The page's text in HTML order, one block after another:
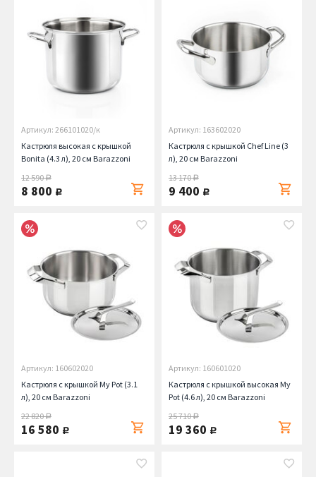
Артикул: 266101020/к
Кастрюля высокая с крышкой
Bonita (4.3 л), 20 см Barazzoni
12 590руб.
8 800 руб.
Артикул: 163602020
Кастрюля с крышкой Chef Line (3
л), 20 см Barazzoni
13 170руб.
9 400 руб.
Артикул: 160602020
Кастрюля с крышкой My Pot (3.1
л), 20 см Barazzoni
22 820руб.
16 580 руб.
Артикул: 160601020
Кастрюля с крышкой высокая My
Pot (4.6 л), 20 см Barazzoni
25 710руб.
19 360 руб.